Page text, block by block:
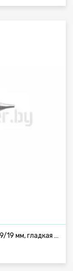
Карниз "Твистер" сатин, двухрядный (19/19 мм, гладкая труба)